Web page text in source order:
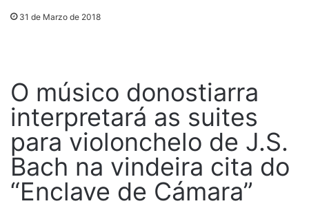
31 de Marzo de 2018
O músico donostiarra
interpretará as suites
para violonchelo de J.S.
Bach na vindeira cita do
“Enclave de Cámara”